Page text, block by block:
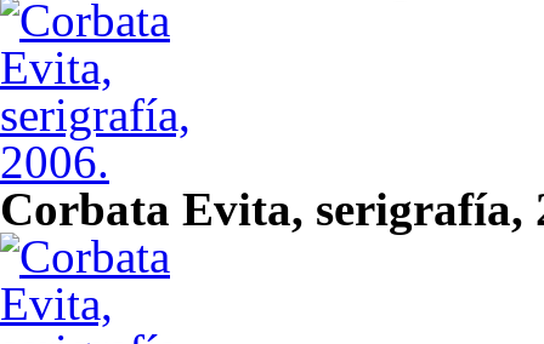
Corbata Evita, serigrafía,